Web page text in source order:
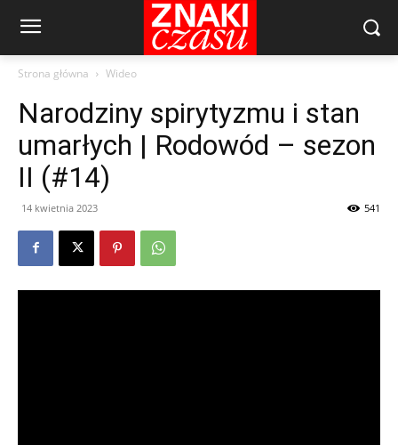
Strona główna Wideo
Narodziny spirytyzmu i stan
umarłych | Rodowód – sezon
II (#14)
14 kwietnia 2023 541